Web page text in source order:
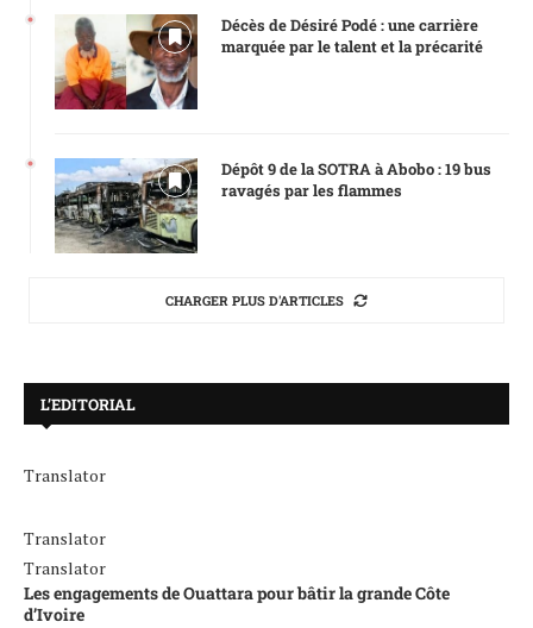
Décès de Désiré Podé : une carrière
marquée par le talent et la précarité
Dépôt 9 de la SOTRA à Abobo : 19 bus
ravagés par les flammes
CHARGER PLUS D'ARTICLES
L’EDITORIAL
Translator
Translator
Translator
Les engagements de Ouattara pour bâtir la grande Côte
d’Ivoire